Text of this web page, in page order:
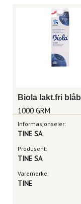
1000 GRM
Informasjonseier:
TINE SA
Produsent:
TINE SA
Varemerke:
TINE